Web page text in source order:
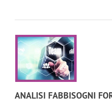
ANALISI FABBISOGNI